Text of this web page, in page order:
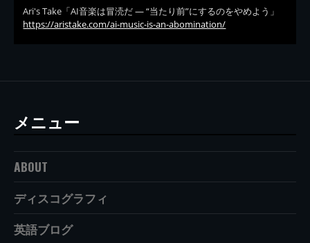
Ari's Take「AI音楽は冒涜だ — “当たり前”にするのをやめよう」
https://aristake.com/ai-music-is-an-abomination/
メニュー
ABOUT
ディスコグラフィ
英語ブログ